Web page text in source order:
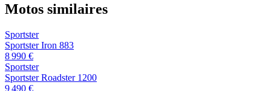
Motos similaires
Sportster
Sportster Iron 883
8 990 €
Sportster
Sportster Roadster 1200
9 490 €